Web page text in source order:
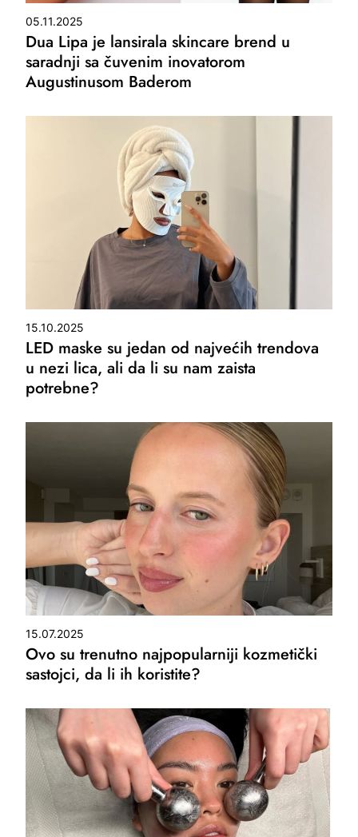
05.11.2025
Dua Lipa je lansirala skincare brend u
saradnji sa čuvenim inovatorom
Augustinusom Baderom
15.10.2025
LED maske su jedan od najvećih trendova
u nezi lica, ali da li su nam zaista
potrebne?
15.07.2025
Ovo su trenutno najpopularniji kozmetički
sastojci, da li ih koristite?